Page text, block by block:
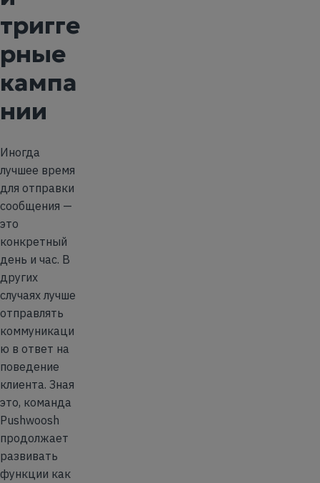
тригге
рные
кампа
нии
Иногда
лучшее время
для отправки
сообщения —
это
конкретный
день и час. В
других
случаях лучше
отправлять
коммуникаци
ю в ответ на
поведение
клиента. Зная
это, команда
Pushwoosh
продолжает
развивать
функции как